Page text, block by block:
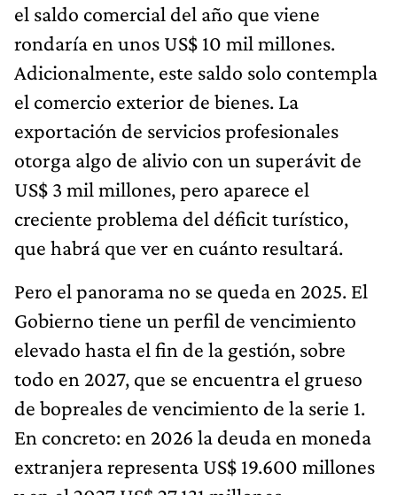
el saldo comercial del año que viene
rondaría en unos US$ 10 mil millones.
Adicionalmente, este saldo solo contempla
el comercio exterior de bienes. La
exportación de servicios profesionales
otorga algo de alivio con un superávit de
US$ 3 mil millones, pero aparece el
creciente problema del déficit turístico,
que habrá que ver en cuánto resultará.
Pero el panorama no se queda en 2025. El
Gobierno tiene un perfil de vencimiento
elevado hasta el fin de la gestión, sobre
todo en 2027, que se encuentra el grueso
de bopreales de vencimiento de la serie 1.
En concreto: en 2026 la deuda en moneda
extranjera representa US$ 19.600 millones